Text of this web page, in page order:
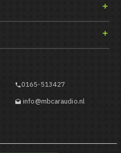


0165-513427
 info@mbcaraudio.nl